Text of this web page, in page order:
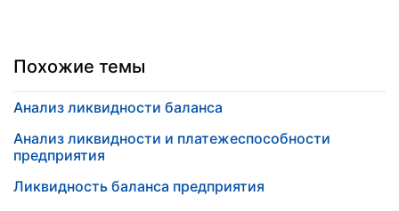
Похожие темы
Анализ ликвидности баланса
Анализ ликвидности и платежеспособности
предприятия
Ликвидность баланса предприятия